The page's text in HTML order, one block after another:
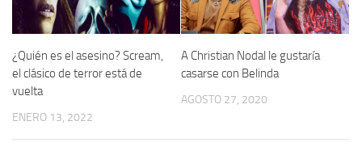
¿Quién es el asesino? Scream,
el clásico de terror está de
vuelta
ENERO 13, 2022
A Christian Nodal le gustaría
casarse con Belinda
AGOSTO 27, 2020